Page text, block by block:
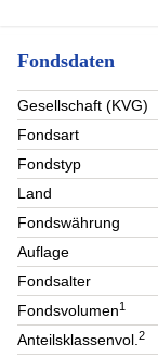
Fondsdaten
Gesellschaft (KVG)
Fondsart
Fondstyp
Land
Fondswährung
Auflage
Fondsalter
Fondsvolumen1
Anteilsklassenvol.2